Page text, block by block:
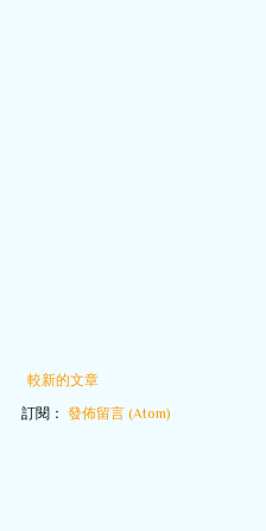
較新的文章
訂閱： 發佈留言 (Atom)